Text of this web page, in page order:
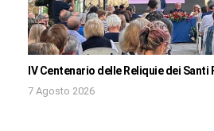
IV Centenario delle Reliquie dei Santi
7 Agosto 2026